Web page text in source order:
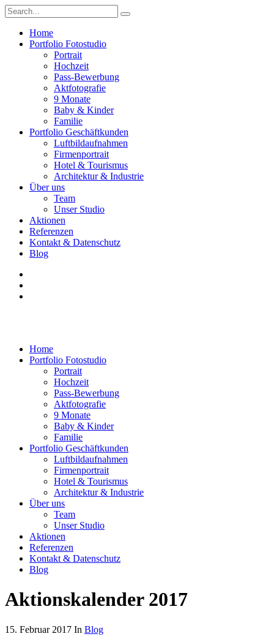
Home
Portfolio Fotostudio
Portrait
Hochzeit
Pass-Bewerbung
Aktfotografie
9 Monate
Baby & Kinder
Familie
Portfolio Geschäftkunden
Luftbildaufnahmen
Firmenportrait
Hotel & Tourismus
Architektur & Industrie
Über uns
Team
Unser Studio
Aktionen
Referenzen
Kontakt & Datenschutz
Blog
Home
Portfolio Fotostudio
Portrait
Hochzeit
Pass-Bewerbung
Aktfotografie
9 Monate
Baby & Kinder
Familie
Portfolio Geschäftkunden
Luftbildaufnahmen
Firmenportrait
Hotel & Tourismus
Architektur & Industrie
Über uns
Team
Unser Studio
Aktionen
Referenzen
Kontakt & Datenschutz
Blog
Aktionskalender 2017
15. Februar 2017 In Blog